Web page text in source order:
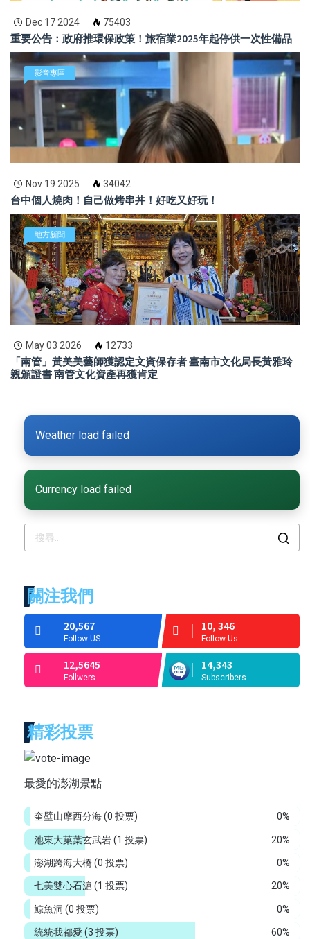
Dec 17 2024 75403
重要公告：政府推環保政策！旅宿業2025年起停供一次性備品
影音專區
Nov 19 2025 34042
台中個人燒肉！自己做烤串丼！好吃又好玩！
地方新聞
May 03 2026 12733
「南管」黃美美藝師獲認定文資保存者 臺南市文化局長黃雅玲
親頒證書 南管文化資產再獲肯定
Weather load failed
Currency load failed
關注我們
20,567
Follow US
10, 346
Follow Us
12,5645
Follwers
14,343
Subscribers
精彩投票
最愛的澎湖景點
0%
奎壁山摩西分海(0 投票)
20%
池東大菓葉玄武岩(1 投票)
0%
澎湖跨海大橋(0 投票)
20%
七美雙心石滬 (1 投票)
0%
鯨魚洞 (0 投票)
60%
統統我都愛 (3 投票)